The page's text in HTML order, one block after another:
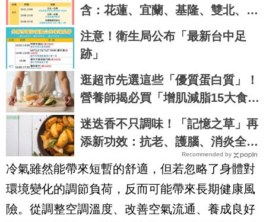
含：花蓮、宜蘭、基隆、雙北、桃
園、新竹、台南、高雄
注意！衛生局公布「最新台中足
跡」
逛超市先選這些「優質蛋白質」！
營養師揭必買「增肌減脂15大食
材」
迷迭香不只調味！「記憶之草」再
添新功效：抗老、護腦、消炎全靠
Recommended by
冷氣雖然能帶來短暫的舒適，但若忽略了身體對
環境變化的調節負荷，反而可能帶來長期健康風
險。從調整空調溫度、改善空氣流通、養成良好